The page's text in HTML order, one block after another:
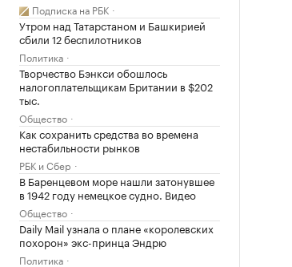
Подписка на РБК
Утром над Татарстаном и Башкирией
сбили 12 беспилотников
Политика
Творчество Бэнкси обошлось
налогоплательщикам Британии в $202
тыс.
Общество
Как сохранить средства во времена
нестабильности рынков
РБК и Сбер
В Баренцевом море нашли затонувшее
в 1942 году немецкое судно. Видео
Общество
Daily Mail узнала о плане «королевских
похорон» экс-принца Эндрю
Политика